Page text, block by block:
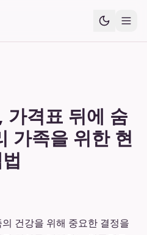
가격표 뒤에 숨
가족을 위한 현
건강을 위해 중요한 결정을